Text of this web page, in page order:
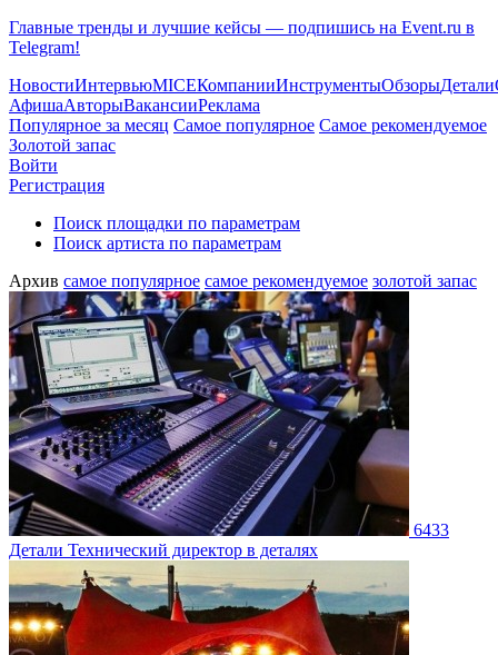
Главные тренды и лучшие кейсы — подпишись на Event.ru в
Telegram!
НовостиИнтервьюMICEКомпанииИнструментыОбзорыДетали
АфишаАвторыВакансииРеклама
Популярное за месяц Самое популярное Самое рекомендуемое
Золотой запас
Войти
Регистрация
Поиск площадки по параметрам
Поиск артиста по параметрам
Архив самое популярное самое рекомендуемое золотой запас
6433
Детали Технический директор в деталях